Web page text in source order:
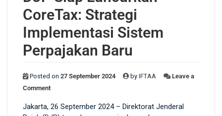
CoreTax: Strategi
Implementasi Sistem
Perpajakan Baru
Posted on 27 September 2024 by IFTAA
Leave a
Comment
Jakarta, 26 September 2024 – Direktorat Jenderal